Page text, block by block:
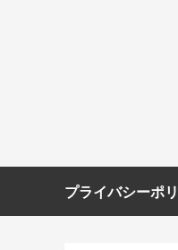
キ
プ
プライバシーポ